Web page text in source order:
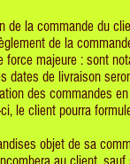
de la commande du
de la
majeure : sont
de livraison
des commandes
le client pourra
objet de sa